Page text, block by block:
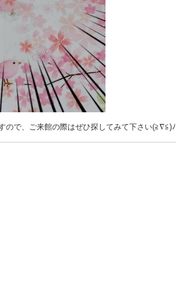
ので、ご来館の際はぜひ探してみて下さい(≧∇≦)ﾉ